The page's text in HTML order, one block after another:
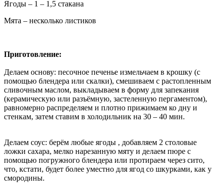
Ягоды – 1 – 1,5 стакана
Мята – несколько листиков
Приготовление:
Делаем основу: песочное печенье измельчаем в крошку (с
помощью блендера или скалки), смешиваем с растопленным
сливочным маслом, выкладываем в форму для запекания
(керамическую или разъёмную, застеленную пергаментом),
равномерно распределяем и плотно прижимаем ко дну и
стенкам, затем ставим в холодильник на 30 – 40 мин.
Делаем соус: берём любые ягоды , добавляем 2 столовые
ложки сахара, мелко нарезанную мяту и делаем пюре с
помощью погружного блендера или протираем через сито,
что, кстати, будет более уместно для ягод со шкурками, как у
смородины.